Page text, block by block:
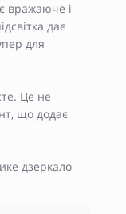
вражаюче і
дає
для
Це не
що додає
дзеркало